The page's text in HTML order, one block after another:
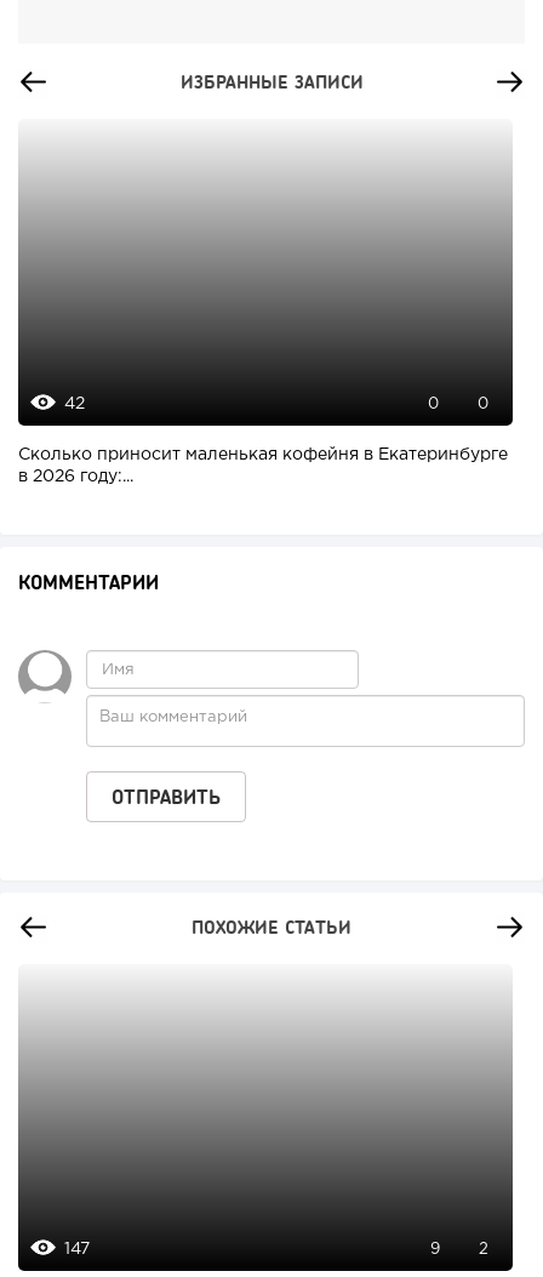
ИЗБРАННЫЕ ЗАПИСИ
42 0 0
Сколько приносит маленькая кофейня в Екатеринбурге
в 2026 году:...
КОММЕНТАРИИ
ПОХОЖИЕ СТАТЬИ
147 9 2